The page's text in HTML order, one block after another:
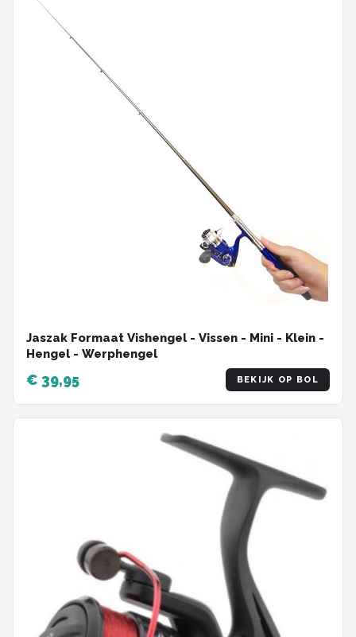
Jaszak Formaat Vishengel - Vissen - Mini - Klein -
Hengel - Werphengel
€ 39,95 BEKIJK OP BOL